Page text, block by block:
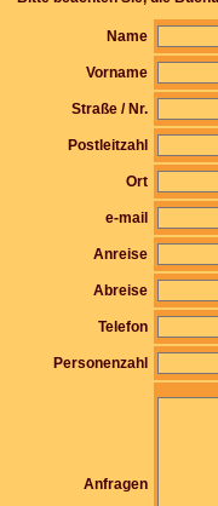
Name
Vorname
Straße / Nr.
Postleitzahl
Ort
e-mail
Anreise
Abreise
Telefon
Personenzahl
Anfragen